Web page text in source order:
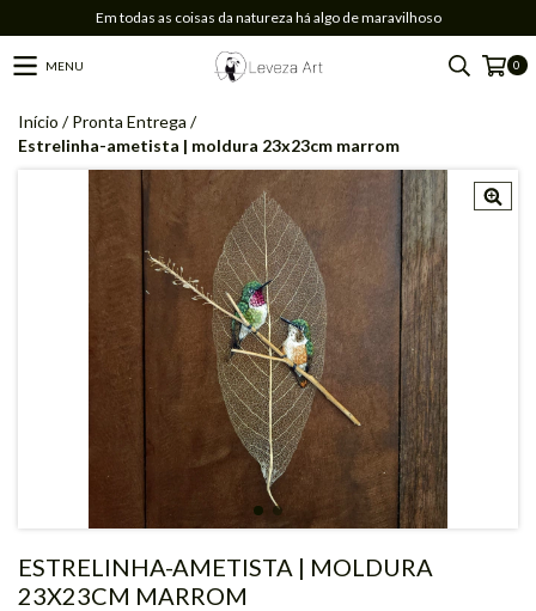
Em todas as coisas da natureza há algo de maravilhoso
MENU 0
Início / Pronta Entrega /
Estrelinha-ametista | moldura 23x23cm marrom
ESTRELINHA-AMETISTA | MOLDURA
23X23CM MARROM